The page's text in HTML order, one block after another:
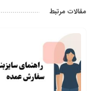
مقالات مرتبط